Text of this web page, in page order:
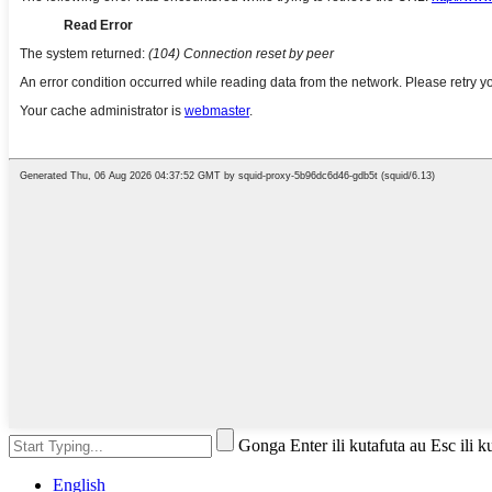
Gonga Enter ili kutafuta au Esc ili
English